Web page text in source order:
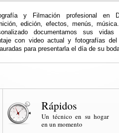
y Filmación profesional en
edición, efectos, menús,
documentamos sus vidas
con video actual y fotografías del
para presentarla el día de su
Rápidos
Un técnico en su hogar
en un momento